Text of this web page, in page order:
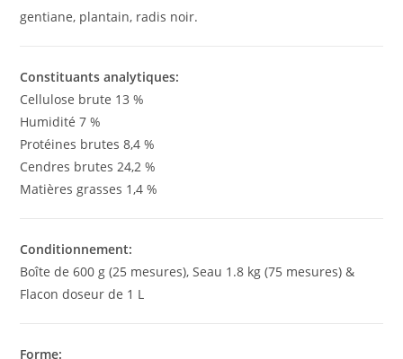
gentiane, plantain, radis noir.
Constituants analytiques:
Cellulose brute 13 %
Humidité 7 %
Protéines brutes 8,4 %
Cendres brutes 24,2 %
Matières grasses 1,4 %
Conditionnement:
Boîte de 600 g (25 mesures), Seau 1.8 kg (75 mesures) &
Flacon doseur de 1 L
Forme: